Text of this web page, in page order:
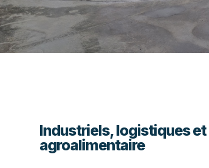
Industriels, logistiques et
agroalimentaire